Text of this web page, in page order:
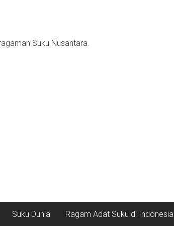
Suku Nusantara.
Suku Dunia Ragam Adat Suku di Indonesia